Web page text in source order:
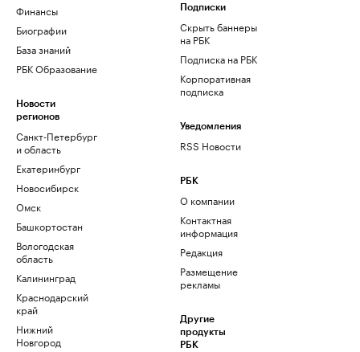
Финансы
Биографии
База знаний
РБК Образование
Новости
регионов
Санкт-Петербург
и область
Екатеринбург
Новосибирск
Омск
Башкортостан
Вологодская
область
Калининград
Краснодарский
край
Нижний
Новгород
Подписки
Скрыть баннеры
на РБК
Подписка на РБК
Корпоративная
подписка
Уведомления
RSS Новости
РБК
О компании
Контактная
информация
Редакция
Размещение
рекламы
Другие
продукты
РБК